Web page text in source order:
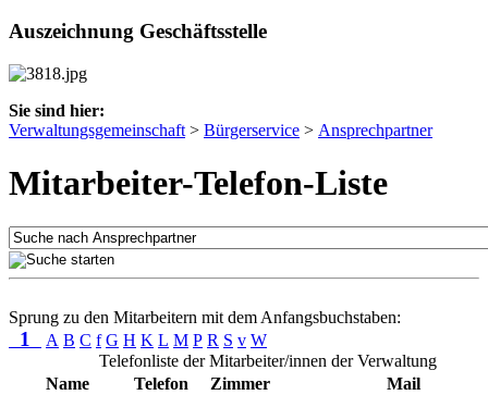
Auszeichnung Geschäftsstelle
Sie sind hier:
Verwaltungsgemeinschaft > Bürgerservice > Ansprechpartner
Mitarbeiter-Telefon-Liste
Sprung zu den Mitarbeitern mit dem Anfangsbuchstaben:
1 A B C f G H K L M P R S v W
Telefonliste der Mitarbeiter/innen der Verwaltung
Name
Telefon Zimmer Mail